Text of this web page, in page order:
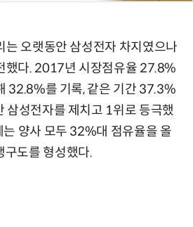
는 오랫동안 삼성전자 차지였으나
했다. 2017년 시장점유율 27.8%
32.8%를 기록, 같은 기간 37.3%
삼성전자를 제치고 1위로 등극했
양사 모두 32%대 점유율을 올
구도를 형성했다.